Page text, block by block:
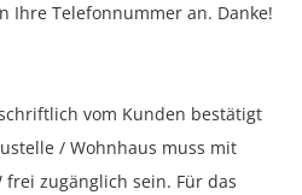
Ihre Telefonnummer an. Danke!
vom Kunden bestätigt
/ Wohnhaus muss mit
frei zugänglich sein. Für das